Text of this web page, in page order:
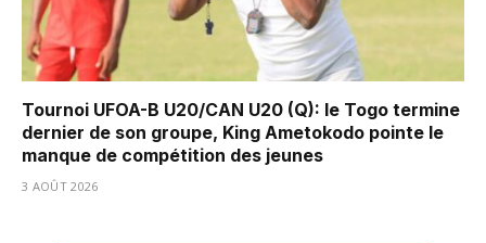
Tournoi UFOA-B U20/CAN U20 (Q): le Togo termine
dernier de son groupe, King Ametokodo pointe le
manque de compétition des jeunes
3 AOÛT 2026